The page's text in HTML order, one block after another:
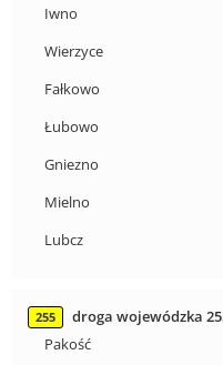
Iwno
Wierzyce
Fałkowo
Łubowo
Gniezno
Mielno
Lubcz
255
droga wojewódzka
Pakość